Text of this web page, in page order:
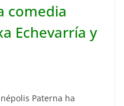
comedia
Echevarría y
Paterna ha